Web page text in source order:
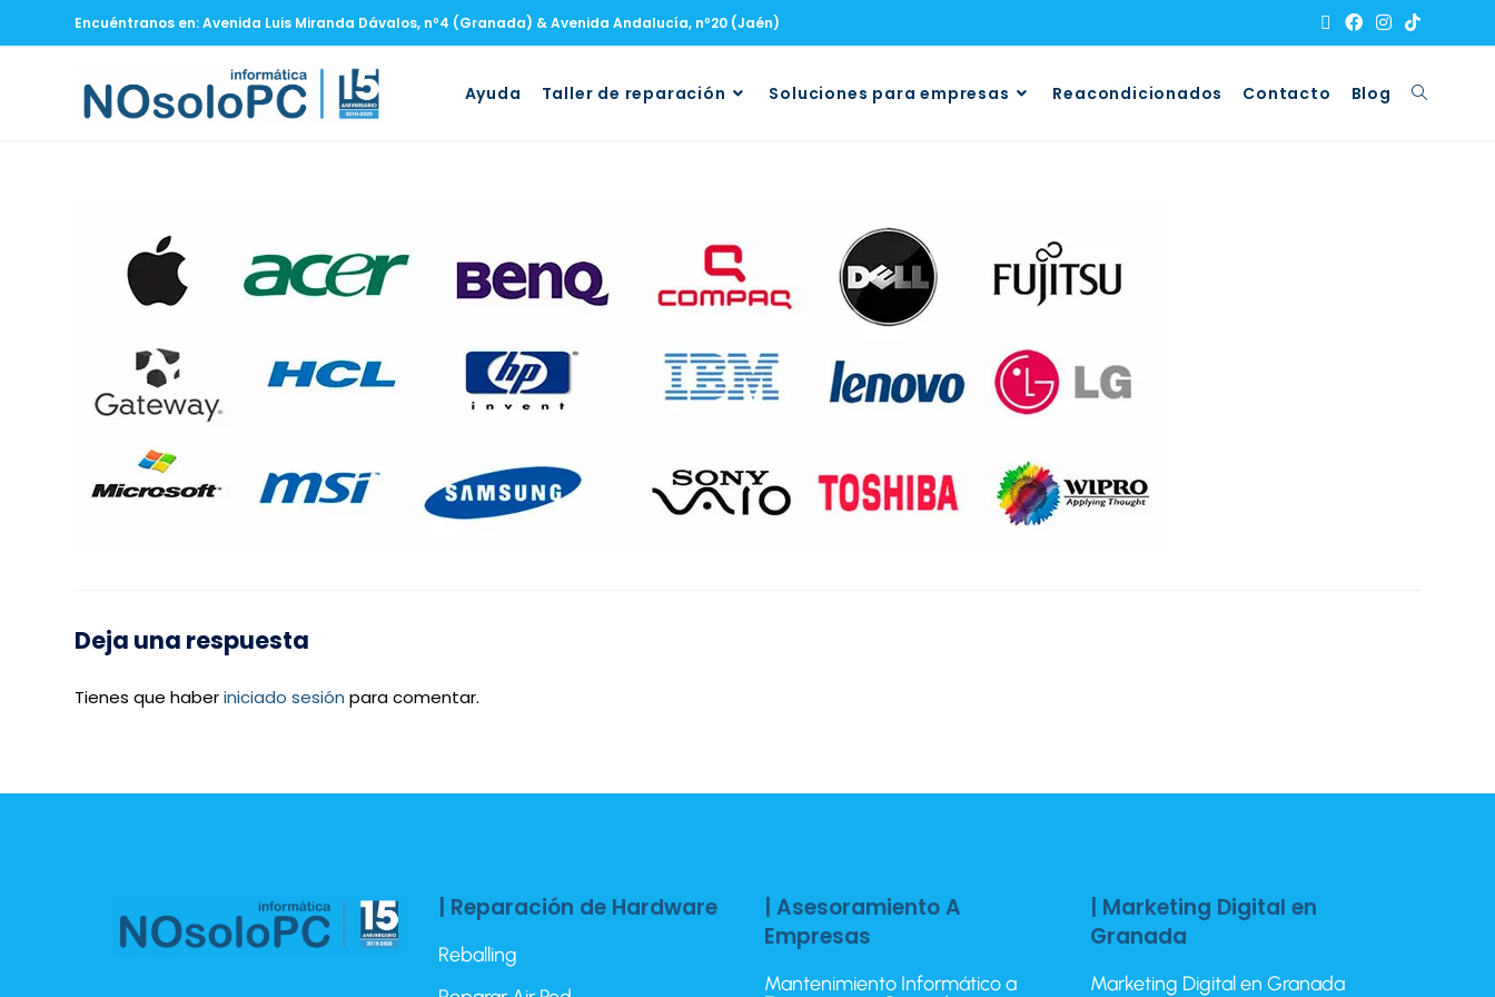
Encuéntranos en: Avenida Luis Miranda Dávalos, nº4 (Granada) & Avenida Andalucía, nº20 (Jaén)
Ayuda Taller de reparación Soluciones para empresas Reacondicionados Contacto Blog
Deja una respuesta
Tienes que haberiniciado sesión para comentar.
| Reparación de Hardware
Reballing
| Asesoramiento A
Empresas
Mantenimiento Informático a
| Marketing Digital en
Granada
Marketing Digital en Granada